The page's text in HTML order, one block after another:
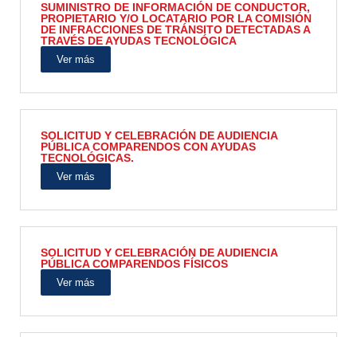
SUMINISTRO DE INFORMACIÓN DE CONDUCTOR,
PROPIETARIO Y/O LOCATARIO POR LA COMISIÓN
DE INFRACCIONES DE TRÁNSITO DETECTADAS A
TRAVÉS DE AYUDAS TECNOLÓGICA
Ver más
SOLICITUD Y CELEBRACIÓN DE AUDIENCIA
PÚBLICA COMPARENDOS CON AYUDAS
TECNOLÓGICAS.
Ver más
SOLICITUD Y CELEBRACIÓN DE AUDIENCIA
PÚBLICA COMPARENDOS FÍSICOS
Ver más